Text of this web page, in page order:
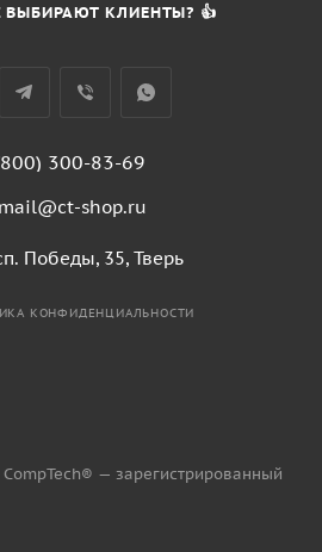
ВЫБИРАЮТ КЛИЕНТЫ? 👍
300-83-69
mail@ct-shop.ru
Победы, 35, Тверь
КОНФИДЕНЦИАЛЬНОСТИ
— зарегистрированный